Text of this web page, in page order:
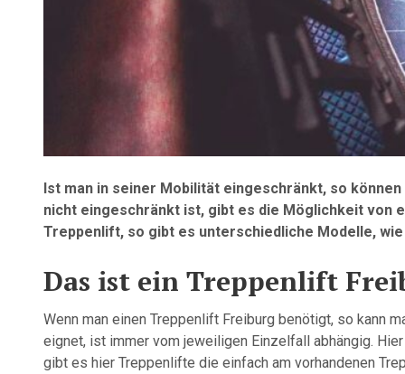
Ist man in seiner Mobilität eingeschränkt, so
nicht eingeschränkt ist, gibt es die Möglichkeit von
Treppenlift, so gibt es unterschiedliche Modelle,
Das ist ein Treppenlift
Wenn man einen Treppenlift Freiburg benötigt, so kann
eignet, ist immer vom jeweiligen Einzelfall abhängig.
gibt es hier Treppenlifte die einfach am vorhandenen